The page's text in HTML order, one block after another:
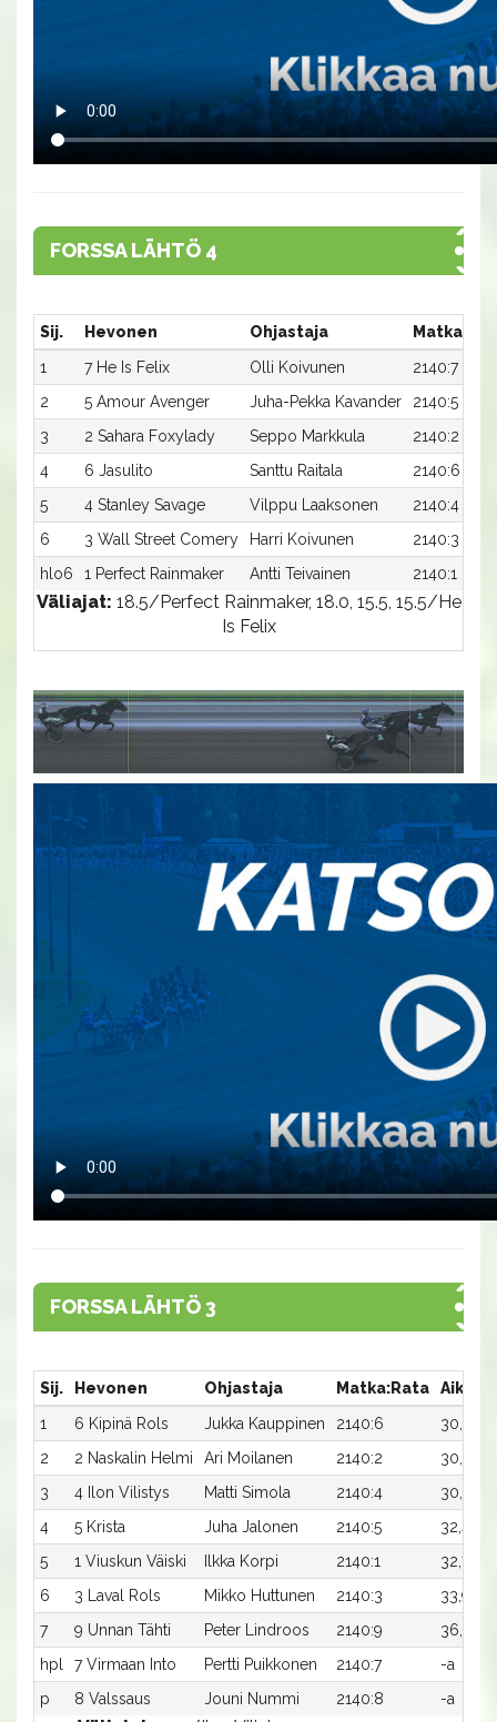
FORSSA LÄHTÖ 4
Sij. Hevonen Ohjastaja
1
7 He Is Felix Olli Koivunen
2140:7
2
5 Amour Avenger Juha-Pekka Kavander
2140:5
3
2 Sahara Foxylady Seppo Markkula
2140:2
4
6 Jasulito Santtu Raitala
2140:6
5
4 Stanley Savage Vilppu Laaksonen
2140:4
6
3 Wall Street Comery Harri Koivunen
2140:3
hlo6
1 Perfect Rainmaker Antti Teivainen 2140:1
Väliajat: 18.5/Perfect Rainmaker, 18.0, 15.5, 15.5/He
Is Felix
FORSSA LÄHTÖ 3
Sij. Hevonen Ohjastaja Matka:Rata
Aika
1
6 Kipinä Rols Jukka Kauppinen 2140:6
30,0a
2
2 Naskalin Helmi Ari Moilanen 2140:2
30,2ax
3
4 Ilon Vilistys Matti Simola 2140:4
30,2a
4
5 Krista Juha Jalonen 2140:5
32,4a
5
1 Viuskun Väiski Ilkka Korpi 2140:1
32,7a
6
3 Laval Rols Mikko Huttunen 2140:3
33,9ax
7
9 Unnan Tähti Peter Lindroos 2140:9
36,0ax
hpl
7 Virmaan Into Pertti Puikkonen 2140:7
-a
p
8 Valssaus Jouni Nummi 2140:8 -a